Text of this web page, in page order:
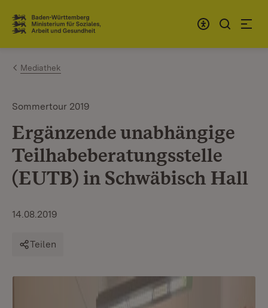
Zum Inhalt springen
Link zur Startseite
Mediathek
Sommertour 2019
Ergänzende unabhängige
Teilhabeberatungsstelle
(EUTB) in Schwäbisch Hall
14.08.2019
Teilen